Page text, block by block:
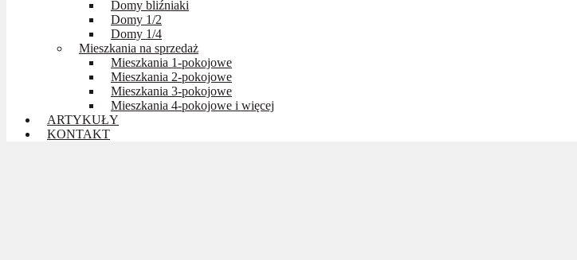
Domy bliźniaki
Domy 1/2
Domy 1/4
Mieszkania na sprzedaż
Mieszkania 1-pokojowe
Mieszkania 2-pokojowe
Mieszkania 3-pokojowe
Mieszkania 4-pokojowe i więcej
ARTYKUŁY
KONTAKT